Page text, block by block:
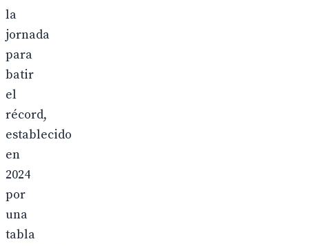
la
jornada
para
batir
el
récord,
establecido
en
2024
por
una
tabla